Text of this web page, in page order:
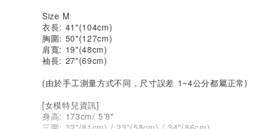
Size M
衣長: 41"(104cm)
胸圍: 50"(127cm)
肩寬: 19"(48cm)
袖長: 27"(69cm)
(由於手工測量方式不同，尺寸誤差 1~4公分都屬正常)
[女模特兒資訊]
身高: 173cm/ 5'8"